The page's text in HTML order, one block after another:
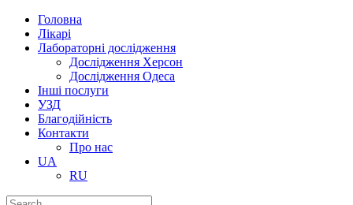
Головна
Лікарі
Лабораторні дослідження
Дослідження Херсон
Дослідження Одеса
Інші послуги
УЗД
Благодійність
Контакти
Про нас
UA
RU